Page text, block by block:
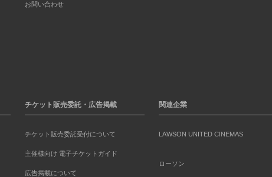
お問い合わせ
チケット販売委託・広告掲載
チケット販売委託受付について
主催様向け 電子チケットガイド
広告掲載について
関連企業
LAWSON UNITED CINEMAS
ローソン